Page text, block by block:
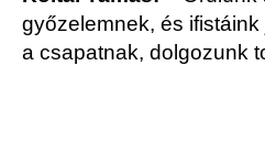
győzelemnek, és
a csapatnak, dolgozunk